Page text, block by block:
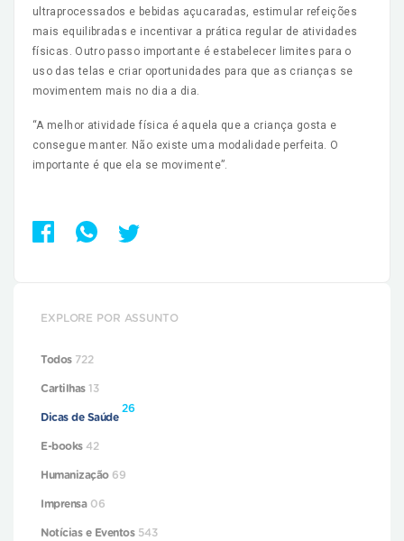
ultraprocessados e bebidas açucaradas, estimular refeições
mais equilibradas e incentivar a prática regular de atividades
físicas. Outro passo importante é estabelecer limites para o
uso das telas e criar oportunidades para que as crianças se
movimentem mais no dia a dia.
“A melhor atividade física é aquela que a criança gosta e
consegue manter. Não existe uma modalidade perfeita. O
importante é que ela se movimente”.
EXPLORE POR ASSUNTO
Todos 722
Cartilhas13
Dicas de Saúde
26
E-books 42
Humanização 69
Imprensa 06
Notícias e Eventos 543